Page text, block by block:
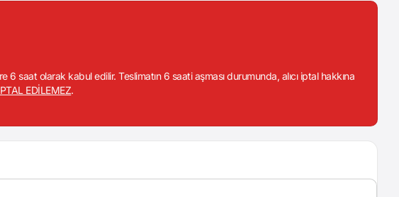
saat olarak kabul edilir. Teslimatın 6 saati aşması durumunda, alıcı iptal hakkına
EDİLEMEZ.